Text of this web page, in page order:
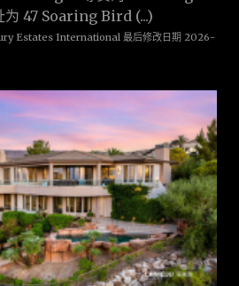
47 Soaring Bird (...)
Estates International 最后修改日期 2026-